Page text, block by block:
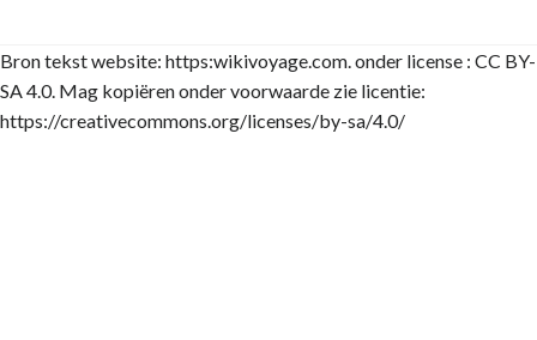
Normen
Bron tekst website: https:wikivoyage.com. onder license : CC BY-
SA 4.0. Mag kopiëren onder voorwaarde zie licentie:
https://creativecommons.org/licenses/by-sa/4.0/